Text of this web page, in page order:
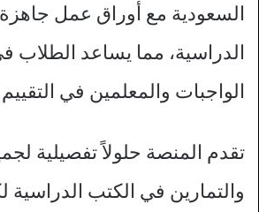
السعودية مع أوراق عمل
الدراسية، مما يساعد الطلاب
الواجبات والمعلمين في
تقدم المنصة حلولاً تفصيلية
والتمارين في الكتب الدراسية